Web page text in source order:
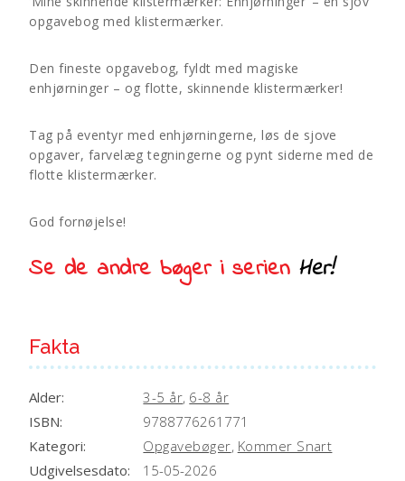
klistermærker:
opgavebog med klistermærker.
Den fineste opgavebog, fyldt med magiske
enhjørninger – og flotte, skinnende klistermærker!
Tag på eventyr med enhjørningerne, løs de sjove
opgaver, farvelæg tegningerne og pynt siderne med de
flotte klistermærker.
God fornøjelse!
Se de andre bøger i serien Her!
Fakta
Alder: 3-5 år, 6-8 år
ISBN:
9788776261771
Kategori:
Opgavebøger, Kommer Snart
Udgivelsesdato:
15-05-2026